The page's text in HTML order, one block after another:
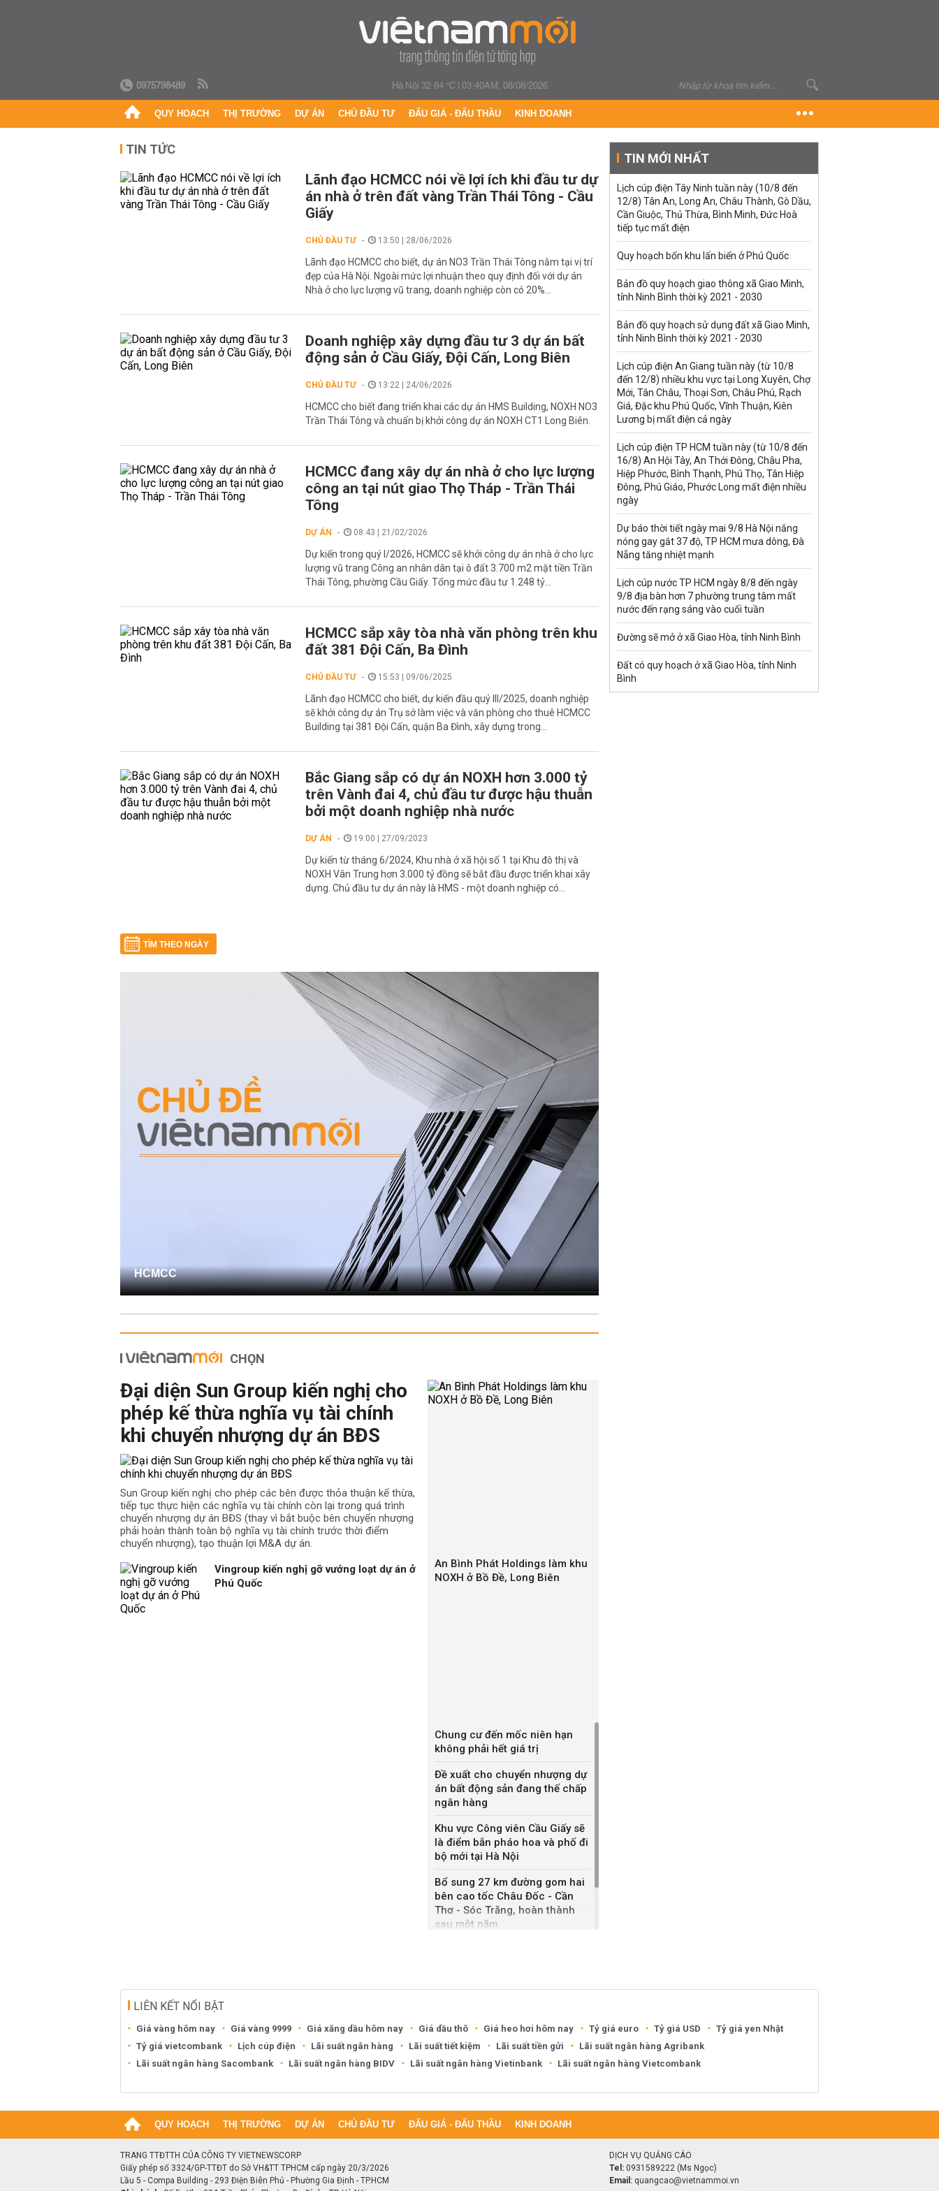
0975798489 Hà Nội 32.84 °C|03:40AM, 08/08/2026
QUY HOẠCH THỊ TRƯỜNG DỰ ÁN CHỦ ĐẦU TƯ ĐẤU GIÁ - ĐẤU THẦU KINH DOANH
TIN TỨC
Lãnh đạo HCMCC nói về lợi ích khi đầu tư dự
án nhà ở trên đất vàng Trần Thái Tông - Cầu
Giấy
CHỦ ĐẦU TƯ 13:50 | 28/06/2026
Lãnh đạo HCMCC cho biết, dự án NO3 Trần Thái Tông nằm tại vị trí
đẹp của Hà Nội. Ngoài mức lợi nhuận theo quy định đối với dự án
Nhà ở cho lực lượng vũ trang, doanh nghiệp còn có 20%...
Doanh nghiệp xây dựng đầu tư 3 dự án bất
động sản ở Cầu Giấy, Đội Cấn, Long Biên
CHỦ ĐẦU TƯ 13:22 | 24/06/2026
HCMCC cho biết đang triển khai các dự án HMS Building, NOXH NO3
Trần Thái Tông và chuẩn bị khởi công dự án NOXH CT1 Long Biên.
HCMCC đang xây dự án nhà ở cho lực lượng
công an tại nút giao Thọ Tháp - Trần Thái
Tông
DỰ ÁN 08:43 | 21/02/2026
Dự kiến trong quý I/2026, HCMCC sẽ khởi công dự án nhà ở cho lực
lượng vũ trang Công an nhân dân tại ô đất 3.700 m2 mặt tiền Trần
Thái Tông, phường Cầu Giấy. Tổng mức đầu tư 1.248 tỷ...
HCMCC sắp xây tòa nhà văn phòng trên khu
đất 381 Đội Cấn, Ba Đình
CHỦ ĐẦU TƯ 15:53 | 09/06/2025
Lãnh đạo HCMCC cho biết, dự kiến đầu quý III/2025, doanh nghiệp
sẽ khởi công dự án Trụ sở làm việc và văn phòng cho thuê HCMCC
Building tại 381 Đội Cấn, quận Ba Đình, xây dựng trong...
Bắc Giang sắp có dự án NOXH hơn 3.000 tỷ
trên Vành đai 4, chủ đầu tư được hậu thuẫn
bởi một doanh nghiệp nhà nước
DỰ ÁN 19:00 | 27/09/2023
Dự kiến từ tháng 6/2024, Khu nhà ở xã hội số 1 tại Khu đô thị và
NOXH Vân Trung hơn 3.000 tỷ đồng sẽ bắt đầu được triển khai xây
dựng. Chủ đầu tư dự án này là HMS - một doanh nghiệp có...
TÌM THEO NGÀY
HCMCC
CHỌN
Đại diện Sun Group kiến nghị cho
phép kế thừa nghĩa vụ tài chính
khi chuyển nhượng dự án BĐS
Sun Group kiến nghị cho phép các bên được thỏa thuận kế thừa,
tiếp tục thực hiện các nghĩa vụ tài chính còn lại trong quá trình
chuyển nhượng dự án BĐS (thay vì bắt buộc bên chuyển nhượng
phải hoàn thành toàn bộ nghĩa vụ tài chính trước thời điểm
chuyển nhượng), tạo thuận lợi M&A dự án.
Vingroup kiến nghị gỡ vướng loạt dự án ở
Phú Quốc
An Bình Phát Holdings làm khu
NOXH ở Bồ Đề, Long Biên
Chung cư đến mốc niên hạn
không phải hết giá trị
Đề xuất cho chuyển nhượng dự
án bất động sản đang thế chấp
ngân hàng
Khu vực Công viên Cầu Giấy sẽ
là điểm bắn pháo hoa và phố đi
bộ mới tại Hà Nội
Bổ sung 27 km đường gom hai
bên cao tốc Châu Đốc - Cần
Thơ - Sóc Trăng, hoàn thành
sau một năm
TIN MỚI NHẤT
Lịch cúp điện Tây Ninh tuần này (10/8 đến
12/8) Tân An, Long An, Châu Thành, Gò Dầu,
Cần Giuộc, Thủ Thừa, Bình Minh, Đức Hoà
tiếp tục mất điện
Quy hoạch bốn khu lấn biển ở Phú Quốc
Bản đồ quy hoạch giao thông xã Giao Minh,
tỉnh Ninh Bình thời kỳ 2021 - 2030
Bản đồ quy hoạch sử dụng đất xã Giao Minh,
tỉnh Ninh Bình thời kỳ 2021 - 2030
Lịch cúp điện An Giang tuần này (từ 10/8
đến 12/8) nhiều khu vực tại Long Xuyên, Chợ
Mới, Tân Châu, Thoại Sơn, Châu Phú, Rạch
Giá, Đặc khu Phú Quốc, Vĩnh Thuận, Kiên
Lương bị mất điện cả ngày
Lịch cúp điện TP HCM tuần này (từ 10/8 đến
16/8) An Hội Tây, An Thới Đông, Châu Pha,
Hiệp Phước, Bình Thạnh, Phú Thọ, Tân Hiệp
Đông, Phú Giáo, Phước Long mất điện nhiều
ngày
Dự báo thời tiết ngày mai 9/8 Hà Nội nắng
nóng gay gắt 37 độ, TP HCM mưa dông, Đà
Nẵng tăng nhiệt mạnh
Lịch cúp nước TP HCM ngày 8/8 đến ngày
9/8 địa bàn hơn 7 phường trung tâm mất
nước đến rạng sáng vào cuối tuần
Đường sẽ mở ở xã Giao Hòa, tỉnh Ninh Bình
Đất có quy hoạch ở xã Giao Hòa, tỉnh Ninh
Bình
LIÊN KẾT NỔI BẬT
Giá vàng hôm nay Giá vàng 9999 Giá xăng dầu hôm nay Giá dầu thô Giá heo hơi hôm nay Tỷ giá euro Tỷ giá USD
Tỷ giá yen Nhật
Tỷ giá vietcombank
Lịch cúp điện Lãi suất ngân hàng Lãi suất tiết kiệm Lãi suất tiền gửi
Lãi suất ngân hàng Agribank
Lãi suất ngân hàng Sacombank
Lãi suất ngân hàng BIDV Lãi suất ngân hàng Vietinbank Lãi suất ngân hàng Vietcombank
QUY HOẠCH THỊ TRƯỜNG DỰ ÁN CHỦ ĐẦU TƯ ĐẤU GIÁ - ĐẤU THẦU KINH DOANH
TRANG TTĐTTH CỦA CÔNG TY VIETNEWSCORP
Giấy phép số 3324/GP-TTĐT do Sở VH&TT TPHCM cấp ngày 20/3/2026
Lầu 5 - Compa Building - 293 Điện Biên Phủ - Phường Gia Định - TP.HCM
DỊCH VỤ QUẢNG CÁO
Tel: 0931589222 (Ms Ngọc)
Email: quangcao@vietnammoi.vn